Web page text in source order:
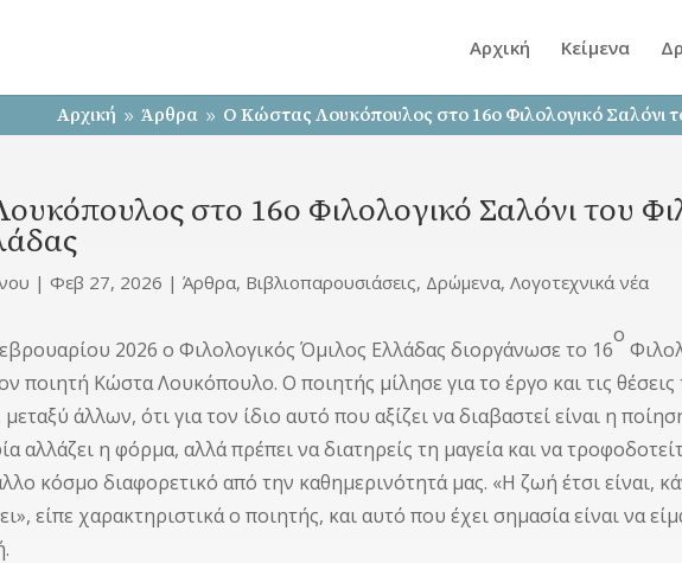
Αρχική Κείμενα
Αρχική 9 Άρθρα 9 Ο Κώστας Λουκόπουλος στο 16ο Φιλολογικό Σαλόνι
στο 16ο Φιλολογικό Σαλόνι του
|Φεβ 27, 2026 |Άρθρα, Βιβλιοπαρουσιάσεις, Δρώμενα,Λογοτεχνικά νέα
2026 ο Φιλολογικός Όμιλος Ελλάδας διοργάνωσε το 16
ο
ποιητή Κώστα Λουκόπουλο. Ο ποιητής μίλησε για το έργο και τις θέσεις
άλλων, ότι για τον ίδιο αυτό που αξίζει να διαβαστεί είναι η
αλλάζει η φόρμα, αλλά πρέπει να διατηρείς τη μαγεία και να
κόσμο διαφορετικό από την καθημερινότητά μας. «Η ζωή έτσι είναι,
είπε χαρακτηριστικά ο ποιητής, και αυτό που έχει σημασία είναι να